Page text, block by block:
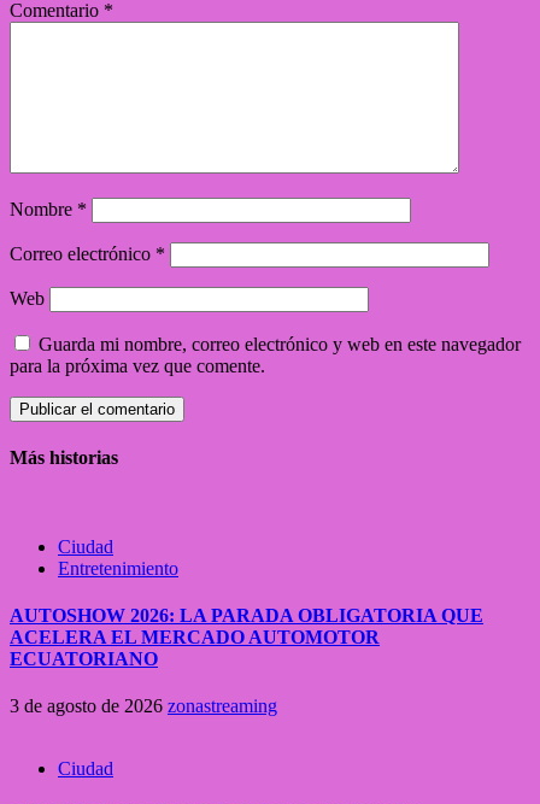
Comentario *
Nombre *
Correo electrónico *
Web
Guarda mi nombre, correo electrónico y web en este navegador
para la próxima vez que comente.
Más historias
Ciudad
Entretenimiento
AUTOSHOW 2026: LA PARADA OBLIGATORIA QUE
ACELERA EL MERCADO AUTOMOTOR
ECUATORIANO
3 de agosto de 2026 zonastreaming
Ciudad